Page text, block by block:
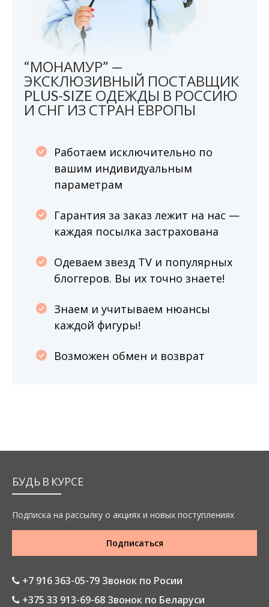
“МОНАМУР” —
ЭКСКЛЮЗИВНЫЙ ПОСТАВЩИК
PLUS-SIZE ОДЕЖДЫ В РОССИЮ
И СНГ ИЗ СТРАН ЕВРОПЫ
Работаем исключительно по
вашим индивидуальным
параметрам
Гарантия за заказ лежит на нас —
каждая посылка застрахована
Одеваем звезд TV и популярных
блоггеров. Вы их точно знаете!
Знаем и учитываем нюансы
каждой фигуры!
Возможен обмен и возврат
БУДЬ В КУРСЕ
Подписка на рассылку о акциях и новых поступлениях
Подписаться
+7 916 363-05-79 Звонок по Росии
+375 33 913-69-68 Звонок по Беларуси